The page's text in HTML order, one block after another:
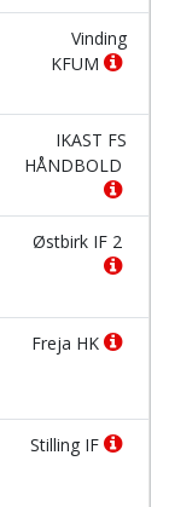
Vinding
KFUM
IKAST FS
HÅNDBOLD
Østbirk IF 2
Freja HK
Stilling IF